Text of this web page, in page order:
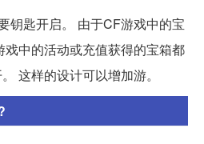
钥匙开启。 由于CF游戏中的宝
中的活动或充值获得的宝箱都
这样的设计可以增加游。